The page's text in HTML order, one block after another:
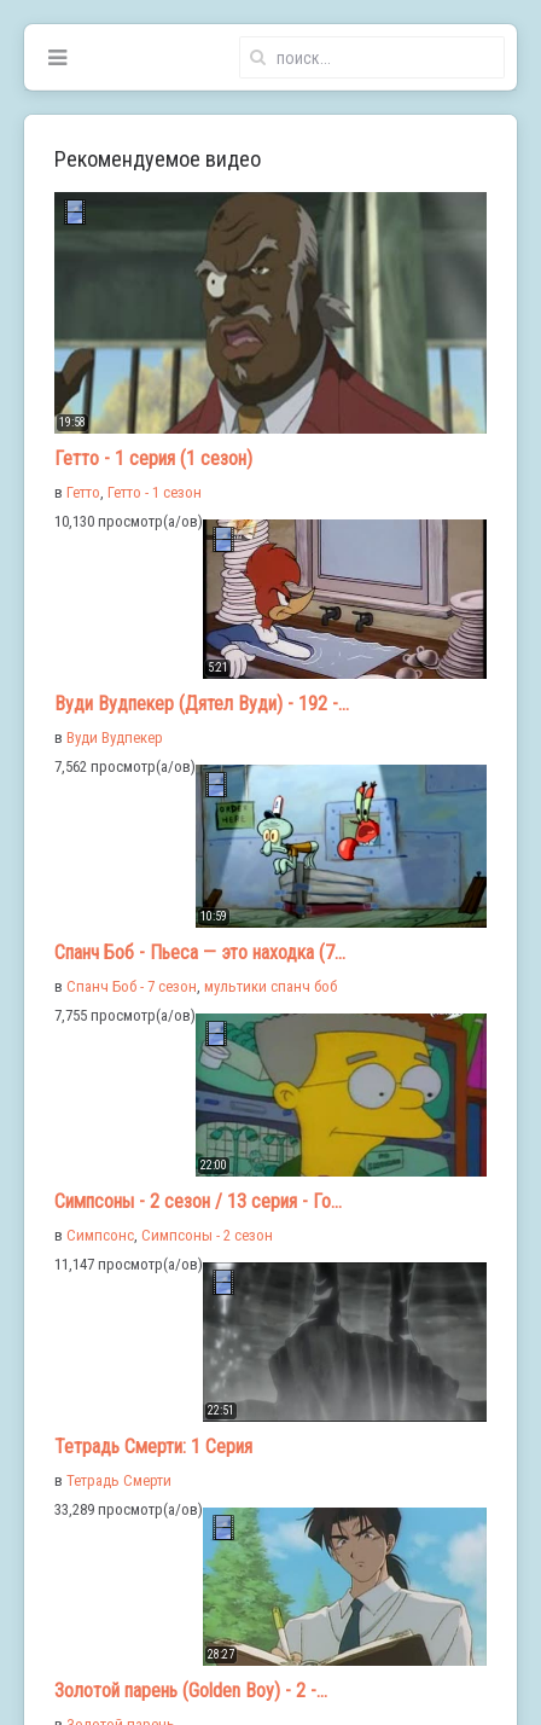
Рекомендуемое видео
19:58
Гетто - 1 серия (1 сезон)
в Гетто, Гетто - 1 сезон
10,130 просмотр(а/ов)
5:21
Вуди Вудпекер (Дятел Вуди) - 192 -...
в Вуди Вудпекер
7,562 просмотр(а/ов)
10:59
Спанч Боб - Пьеса — это находка (7...
в Спанч Боб - 7 сезон, мультики спанч боб
7,755 просмотр(а/ов)
22:00
Симпсоны - 2 сезон / 13 серия - Го...
в Симпсонс Симпсоны - 2 сезон
11,147 просмотр(а/ов)
22:51
Тетрадь Смерти: 1 Серия
в Тетрадь Смерти
33,289 просмотр(а/ов)
28:27
Золотой парень (Golden Boy) - 2 -...